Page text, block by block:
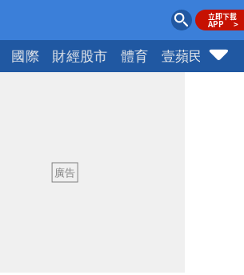
國際 財經股市 體育 壹蘋民調
體驚爆：伊朗最高領袖緊急送醫